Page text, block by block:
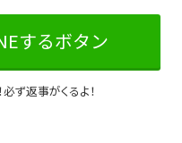
するボタン
ず返事がくるよ！